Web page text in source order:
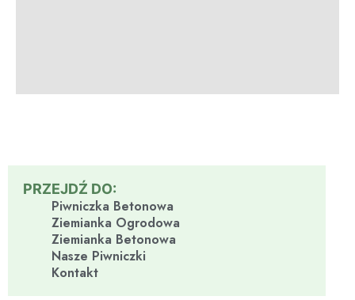
PRZEJDŹ DO:
Piwniczka Betonowa
Ziemianka Ogrodowa
Ziemianka Betonowa
Nasze Piwniczki
Kontakt